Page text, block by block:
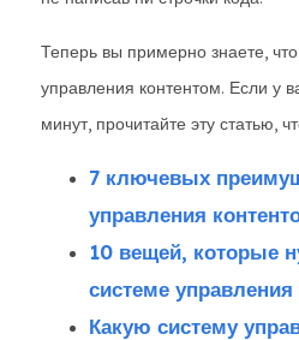
Теперь вы примерно знаете,
управления контентом. Если у
минут, прочитайте эту статью,
7 ключевых
управления
10 вещей, которые
системе управления
Какую систему